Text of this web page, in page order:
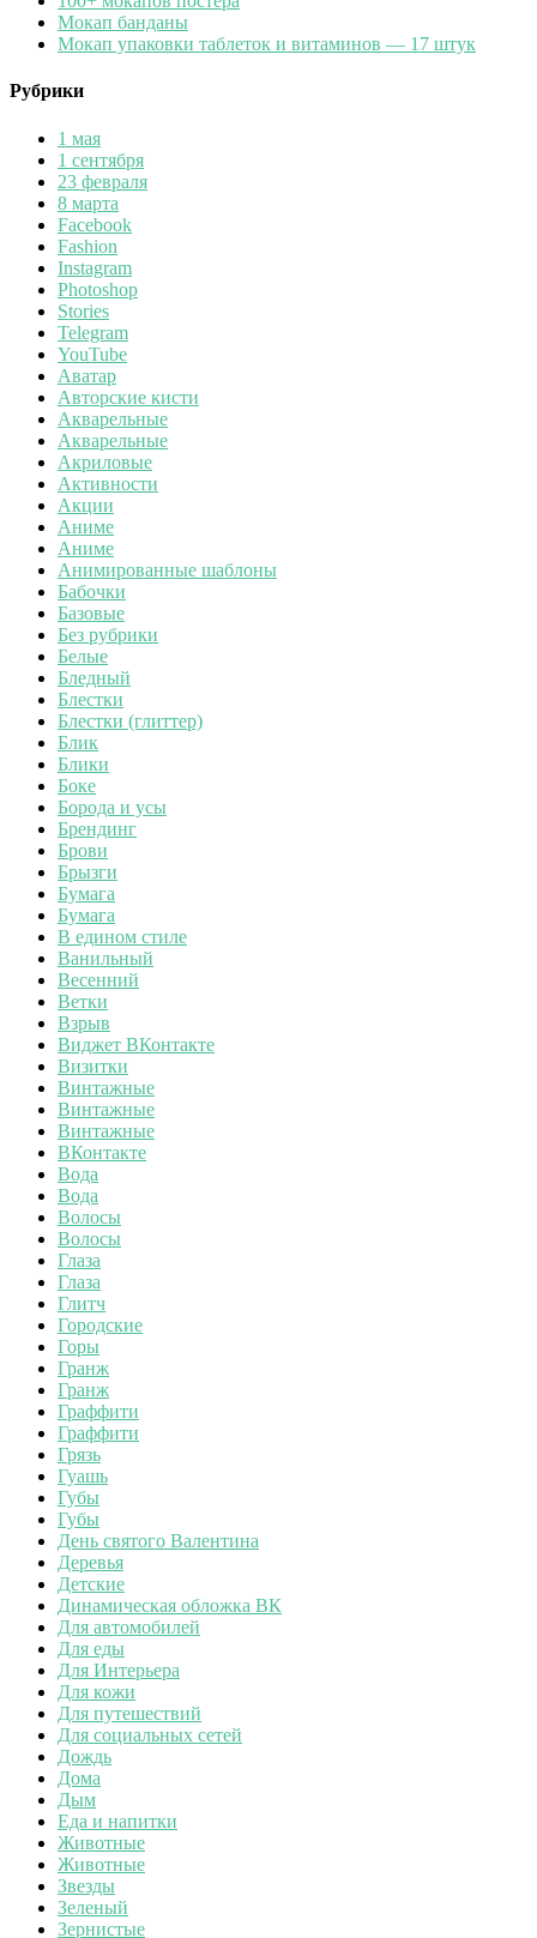
Мокап банданы
Мокап упаковки таблеток и витаминов — 17 штук
Рубрики
1 мая
1 сентября
23 февраля
8 марта
Facebook
Fashion
Instagram
Photoshop
Stories
Telegram
YouTube
Аватар
Авторские кисти
Акварельные
Акварельные
Акриловые
Активности
Акции
Аниме
Аниме
Анимированные шаблоны
Бабочки
Базовые
Без рубрики
Белые
Бледный
Блестки
Блестки (глиттер)
Блик
Блики
Боке
Борода и усы
Брендинг
Брови
Брызги
Бумага
Бумага
В едином стиле
Ванильный
Весенний
Ветки
Взрыв
Виджет ВКонтакте
Визитки
Винтажные
Винтажные
Винтажные
ВКонтакте
Вода
Вода
Волосы
Волосы
Глаза
Глаза
Глитч
Городские
Горы
Гранж
Гранж
Граффити
Граффити
Грязь
Гуашь
Губы
Губы
День святого Валентина
Деревья
Детские
Динамическая обложка ВК
Для автомобилей
Для еды
Для Интерьера
Для кожи
Для путешествий
Для социальных сетей
Дождь
Дома
Дым
Еда и напитки
Животные
Животные
Звезды
Зеленый
Зернистые